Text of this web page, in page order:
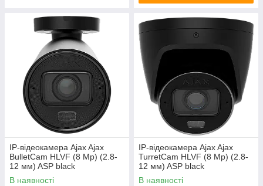
IP-відеокамера Ajax Ajax
BulletCam HLVF (8 Mp) (2.8-
12 мм) ASP black
В наявності
IP-відеокамера Ajax Ajax
TurretCam HLVF (8 Mp) (2.8-
12 мм) ASP black
В наявності